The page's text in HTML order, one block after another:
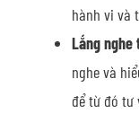
hành vi và
Lắng nghe
nghe và
để từ đó tư